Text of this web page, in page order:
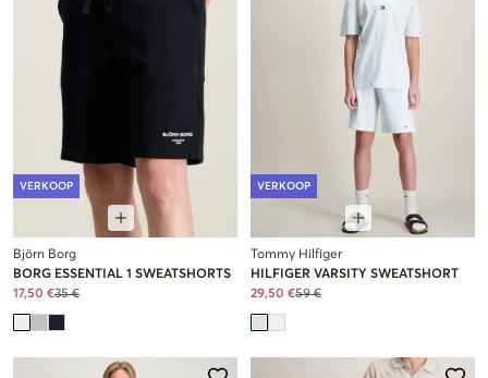
VERKOOP
Björn Borg
BORG ESSENTIAL 1 SWEATSHORTS
17,50 €35 €
VERKOOP
Tommy Hilfiger
HILFIGER VARSITY SWEATSHORT
29,50 €59 €